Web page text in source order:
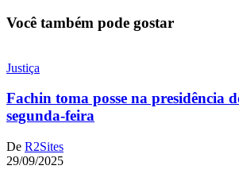
Você também pode gostar
Justiça
Fachin toma posse na presidência
segunda-feira
De R2Sites
29/09/2025